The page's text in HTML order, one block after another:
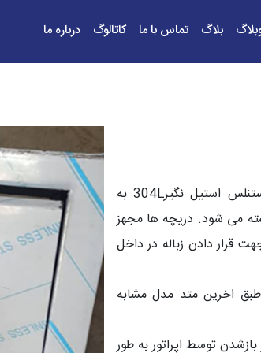
بلاگ تماس با ما کاتالوگ درباره ما
تولیدی شرکت سبلان تهویه از نوع استنلس استیل نگیر304L به
می شود. دریچه ها مجهز
دادن زباله در داخل
اخرین متد مدل مشابه
توسط اپراتور به طور